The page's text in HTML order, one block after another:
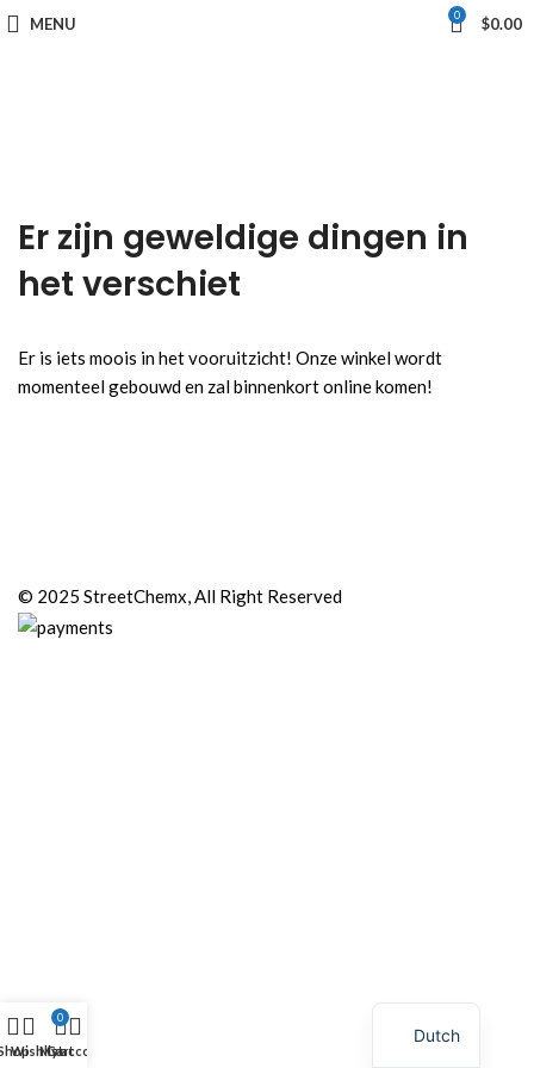
MENU 0 $0.00
Er zijn geweldige dingen in
het verschiet
Er is iets moois in het vooruitzicht! Onze winkel wordt
momenteel gebouwd en zal binnenkort online komen!
© 2025 StreetChemx, All Right Reserved
Wishlist
0
Cart
My account
Dutch